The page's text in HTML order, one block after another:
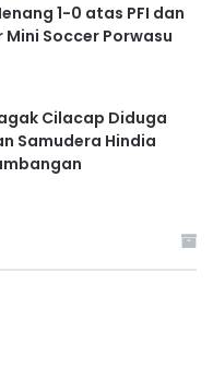
1-0 atas PFI dan
Mini Soccer Porwasu
Cilacap Diduga
Samudera Hindia